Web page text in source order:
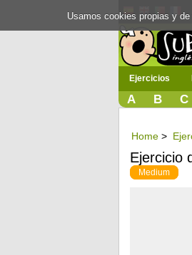
Ejercicios
A B C
Home >
Ejercicio
Medium
Usamos cookies propias y